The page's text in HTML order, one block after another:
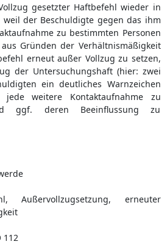
gesetzter Haftbefehl wieder in
weil der Beschuldigte gegen das ihm
zu bestimmten Personen
Gründen der Verhältnismäßigkeit
erneut außer Vollzug zu setzen,
der Untersuchungshaft (hier: zwei
ein deutliches Warnzeichen
weitere Kontaktaufnahme zu
ggf. deren Beeinflussung zu
Außervollzugsetzung, erneuter
112